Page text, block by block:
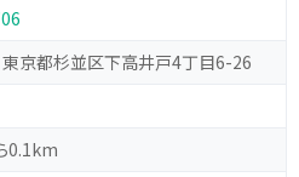
京都杉並区下高井戸4丁目6-26
0.1km